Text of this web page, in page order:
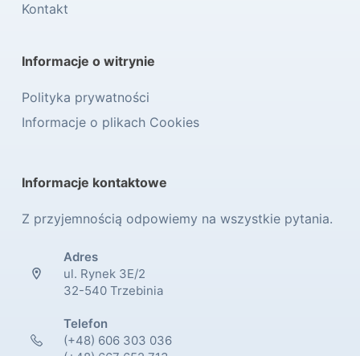
Kontakt
Informacje o witrynie
Polityka prywatności
Informacje o plikach Cookies
Informacje kontaktowe
Z przyjemnością odpowiemy na wszystkie pytania.
Adres
ul. Rynek 3E/2
32-540 Trzebinia
Telefon
(+48) 606 303 036